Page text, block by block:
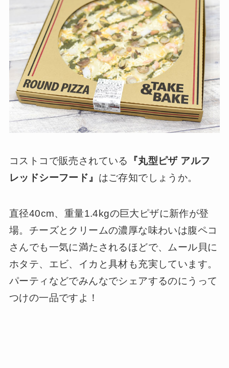
コストコで販売されている
『丸型ピザ アルフ
レッドシーフード』 はご存知でしょうか。
直径40cm、重量1.4kgの巨大ピザに新作が登
場。チーズとクリームの濃厚な味わいは腹ペコ
さんでも一気に満たされるほどで、ムール貝に
ホタテ、エビ、イカと具材も充実しています。
パーティなどでみんなでシェアするのにうって
つけの一品ですよ！